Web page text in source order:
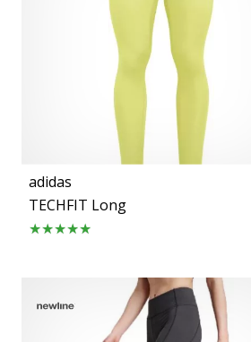
adidas
TECHFIT Long
M L XL